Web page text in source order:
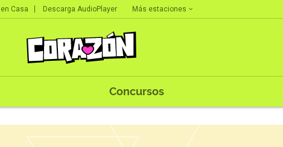
Casa Descarga AudioPlayer Más estaciones
Concursos